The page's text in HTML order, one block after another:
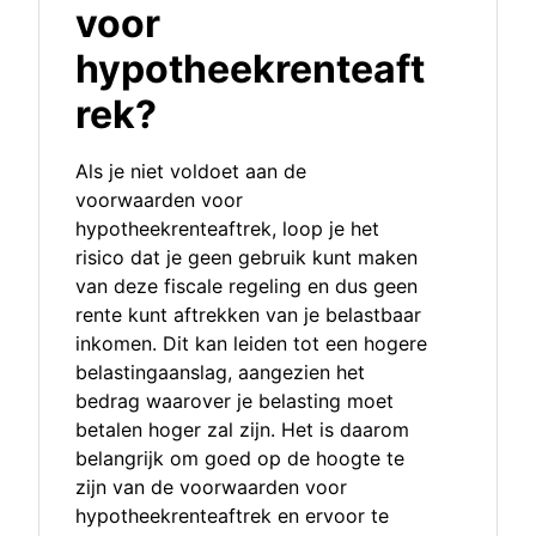
voor
hypotheekrenteaft
rek?
Als je niet voldoet aan de
voorwaarden voor
hypotheekrenteaftrek, loop je het
risico dat je geen gebruik kunt maken
van deze fiscale regeling en dus geen
rente kunt aftrekken van je belastbaar
inkomen. Dit kan leiden tot een hogere
belastingaanslag, aangezien het
bedrag waarover je belasting moet
betalen hoger zal zijn. Het is daarom
belangrijk om goed op de hoogte te
zijn van de voorwaarden voor
hypotheekrenteaftrek en ervoor te